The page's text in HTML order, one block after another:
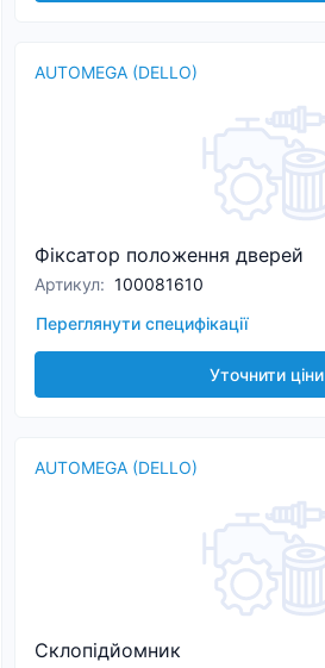
AUTOMEGA (DELLO)
Фіксатор положення дверей
Артикул: 100081610
Переглянути специфікації
Уточнити ціни
AUTOMEGA (DELLO)
Склопідйомник